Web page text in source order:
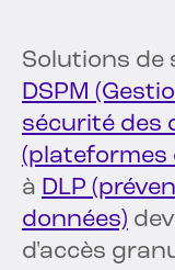
Solutions de
DSPM
sécurité des
(plateformes
à DLP
données)
d'accès